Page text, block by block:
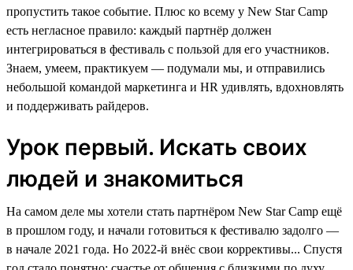
пропустить такое событие. Плюс ко всему у New Star Camp
есть негласное правило: каждый партнёр должен
интегрироваться в фестиваль с пользой для его участников.
Знаем, умеем, практикуем — подумали мы, и отправились
небольшой командой маркетинга и HR удивлять, вдохновлять
и поддерживать райдеров.
Урок первый. Искать своих
людей и знакомиться
На самом деле мы хотели стать партнёром New Star Camp ещё
в прошлом году, и начали готовиться к фестивалю задолго —
в начале 2021 года. Но 2022-й внёс свои коррективы... Спустя